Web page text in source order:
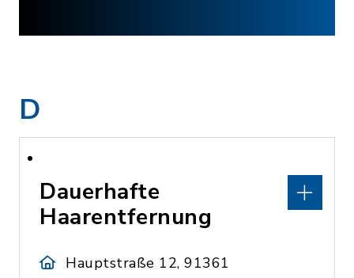
D
Dauerhafte
Haarentfernung
Hauptstraße 12, 91361